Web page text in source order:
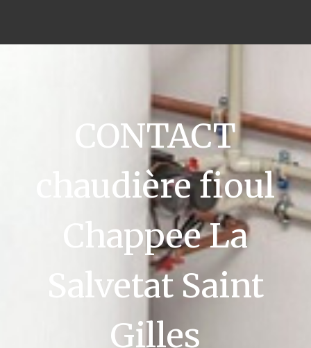
CONTACT
chaudière fioul
Chappee La
Salvetat Saint
Gilles